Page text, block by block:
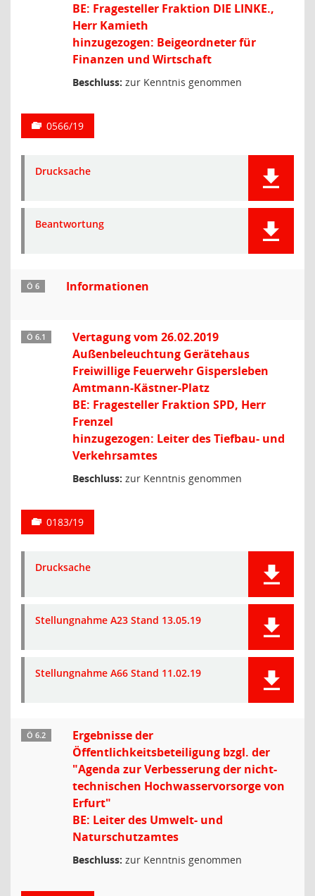
BE: Fragesteller Fraktion DIE LINKE.,
Herr Kamieth
hinzugezogen: Beigeordneter für
Finanzen und Wirtschaft
Beschluss: zur Kenntnis genommen
0566/19
Drucksache
Beantwortung
Ö 6 Informationen
Ö 6.1
Vertagung vom 26.02.2019
Außenbeleuchtung Gerätehaus
Freiwillige Feuerwehr Gispersleben
Amtmann-Kästner-Platz
BE: Fragesteller Fraktion SPD, Herr
Frenzel
hinzugezogen: Leiter des Tiefbau- und
Verkehrsamtes
Beschluss: zur Kenntnis genommen
0183/19
Drucksache
Stellungnahme A23 Stand 13.05.19
Stellungnahme A66 Stand 11.02.19
Ö 6.2
Ergebnisse der
Öffentlichkeitsbeteiligung bzgl. der
"Agenda zur Verbesserung der nicht-
technischen Hochwasservorsorge von
Erfurt"
BE: Leiter des Umwelt- und
Naturschutzamtes
Beschluss: zur Kenntnis genommen